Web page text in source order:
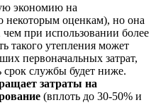
экономию на
некоторым оценкам), но она
чем при использовании более
такого утепления может
первоначальных затрат,
срок службы будет ниже.
затраты на
(вплоть до 30-50% и